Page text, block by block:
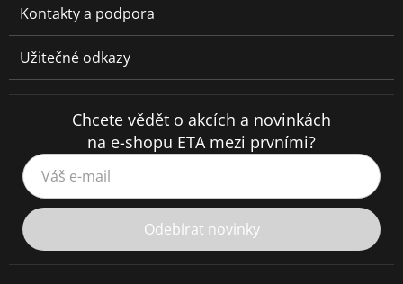
Kontakty a podpora
Užitečné odkazy
Chcete vědět o akcích a novinkách
na e-shopu ETA mezi prvními?
Váš e-mail
Odebírat novinky